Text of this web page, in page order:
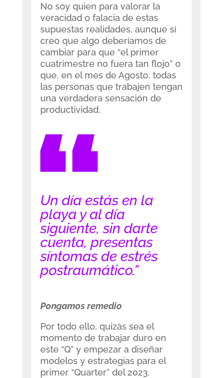
No soy quien para valorar la
veracidad o falacia de estas
supuestas realidades, aunque sí
creo que algo deberíamos de
cambiar para que “el primer
cuatrimestre no fuera tan flojo” o
que, en el mes de Agosto, todas
las personas que trabajen tengan
una verdadera sensación de
productividad.
Un día estás en la
playa y al día
siguiente, sin darte
cuenta, presentas
síntomas de estrés
postraumático.”
Pongamos remedio
Por todo ello, quizás sea el
momento de trabajar duro en
este “Q” y empezar a diseñar
modelos y estrategias para el
primer “Quarter” del 2023.